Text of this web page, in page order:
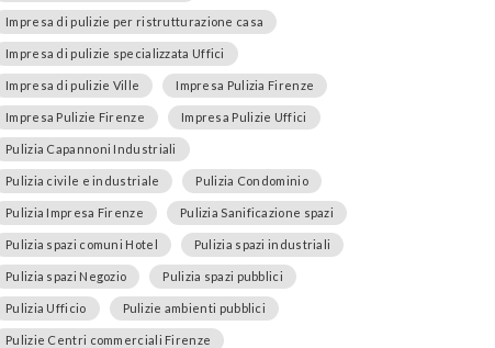
Impresa di pulizie per ristrutturazione casa
Impresa di pulizie specializzata Uffici
Impresa di pulizie Ville Impresa Pulizia Firenze
Impresa Pulizie Firenze Impresa Pulizie Uffici
Pulizia Capannoni Industriali
Pulizia civile e industriale Pulizia Condominio
Pulizia Impresa Firenze Pulizia Sanificazione spazi
Pulizia spazi comuni Hotel Pulizia spazi industriali
Pulizia spazi Negozio Pulizia spazi pubblici
Pulizia Ufficio Pulizie ambienti pubblici
Pulizie Centri commerciali Firenze